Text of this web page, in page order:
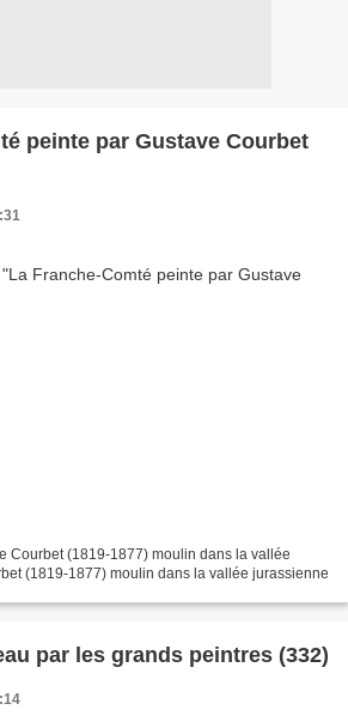
peinte par Gustave Courbet
Courbet (1819-1877) moulin dans la vallée
(1819-1877) moulin dans la vallée jurassienne
par les grands peintres (332)